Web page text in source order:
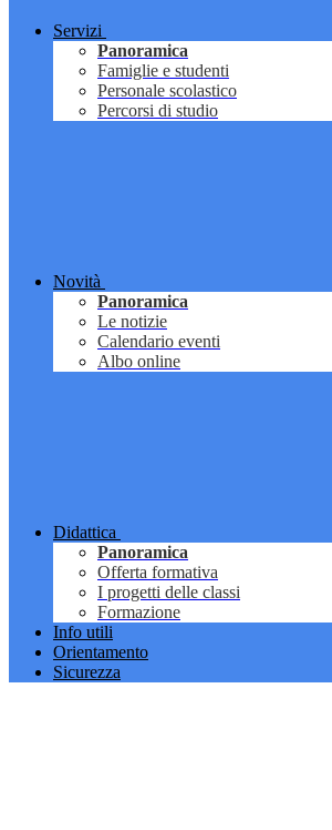
Servizi
Panoramica
Famiglie e studenti
Personale scolastico
Percorsi di studio
Novità
Panoramica
Le notizie
Calendario eventi
Albo online
Didattica
Panoramica
Offerta formativa
I progetti delle classi
Formazione
Info utili
Orientamento
Sicurezza